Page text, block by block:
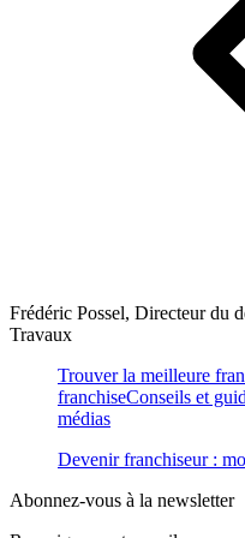
Frédéric Possel, Directeur du
Travaux
Trouver la meilleure
franchiseConseils et
médias
Devenir franchiseur :
Abonnez-vous à la newsletter